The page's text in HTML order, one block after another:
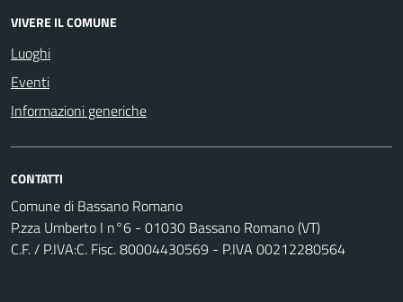
VIVERE IL COMUNE
Luoghi
Eventi
Informazioni generiche
CONTATTI
Comune di Bassano Romano
P.zza Umberto I n°6 - 01030 Bassano Romano (VT)
C.F. / P.IVA:C. Fisc. 80004430569 - P.IVA 00212280564